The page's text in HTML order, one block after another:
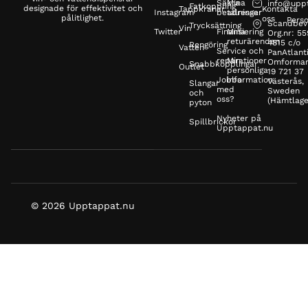
designade för effektivitet och
pålitlighet.
Instagram
Twitter
Tappkranar
Vin
Vatten
Outlet
Fatkoppling
Trycksättning
Rengöring
Snabbkopplingar
Slangar
och
pyton
Spillbrickor
Säkra
betalningar
Finansiering
Service och
reparationer
Jobba
med
oss?
Nyheter på
Upptappat.nu
Mina
adresser
Mina
returärenden
Min
personliga
information
Scandbev
Org.nr:
4815 c/o
19 721 37
Västerås,
Sweden
Kontakta
oss
© 2026 Upptappat.nu